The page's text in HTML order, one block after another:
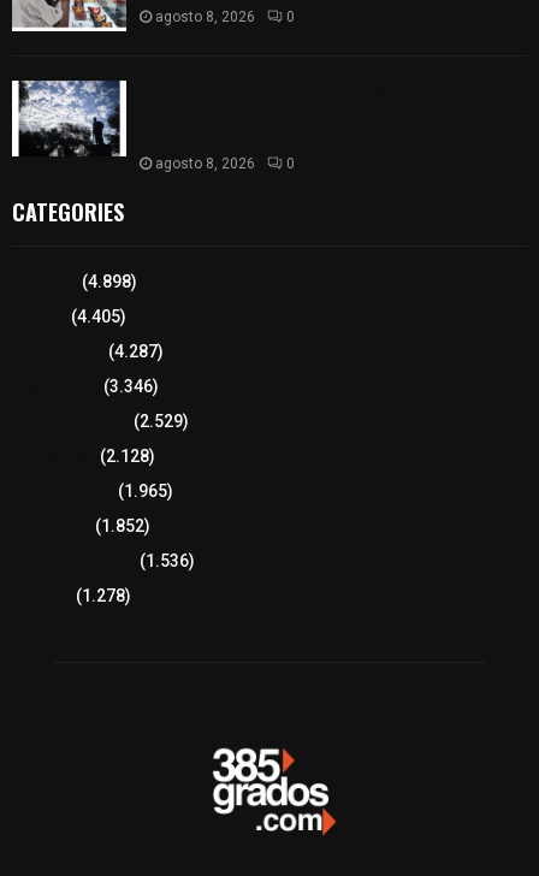
agosto 8, 2026 0
agosto 8, 2026 0
CATEGORIES
(4.898)
(4.405)
(4.287)
(3.346)
(2.529)
(2.128)
(1.965)
(1.852)
(1.536)
(1.278)